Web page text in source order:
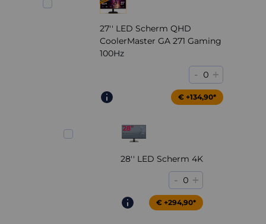
27'' LED Scherm QHD
CoolerMaster GA 271 Gaming
100Hz
- 0 +
€ +204,90*
€ +134,90*
28'' LED Scherm 4K
- 0 +
€ +294,90*